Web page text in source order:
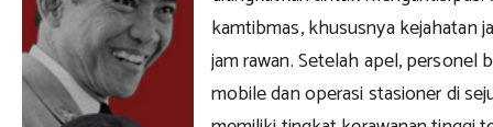
kamtibmas, khususnya kejahatan
jam rawan. Setelah apel, personel
mobile dan operasi stasioner di